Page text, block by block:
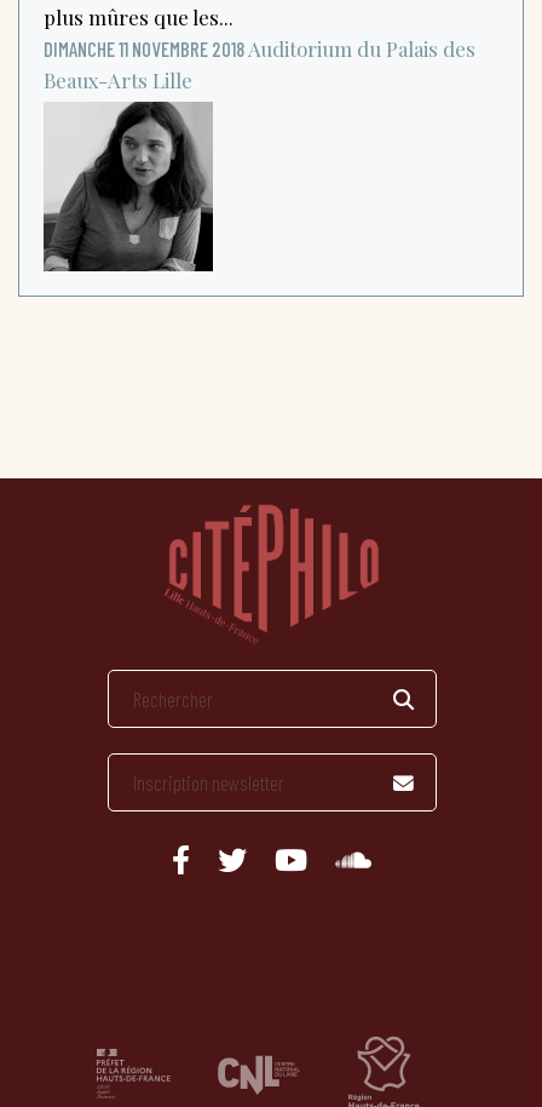
plus mûres que les...
DIMANCHE 11 NOVEMBRE 2018 Auditorium du Palais des
Beaux-Arts Lille